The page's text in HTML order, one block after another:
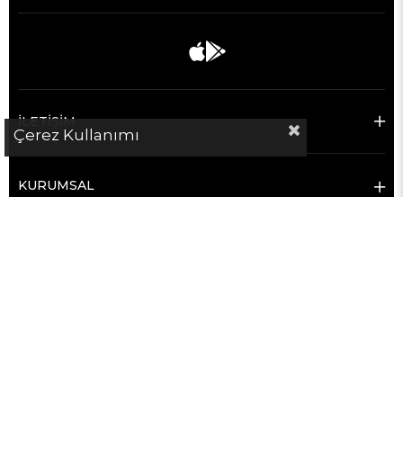
İLETİŞİM
KURUMSAL
Çerez Kullanımı